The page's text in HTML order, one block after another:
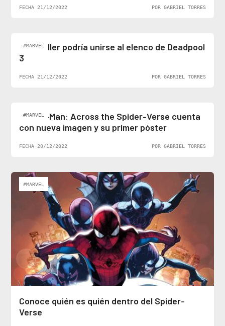
FECHA 21/12/2022 POR GABRIEL TORRES
#MARVEL
Ben Stiller podría unirse al elenco de Deadpool
3
FECHA 21/12/2022 POR GABRIEL TORRES
#MARVEL
Spider-Man: Across the Spider-Verse cuenta
con nueva imagen y su primer póster
FECHA 20/12/2022 POR GABRIEL TORRES
#MARVEL
Conoce quién es quién dentro del Spider-
Verse